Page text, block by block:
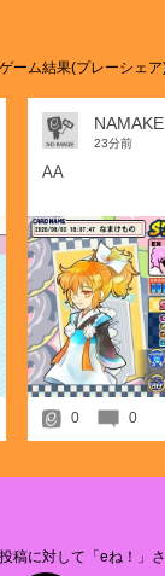
ーム結果(プレーシェ
NAMAKE
23分前
AA
0 0
稿に対して「eね！」